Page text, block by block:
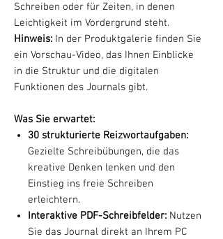
Schreiben oder für Zeiten, in denen
Leichtigkeit im Vordergrund steht.
Hinweis: In der Produktgalerie finden Sie
ein Vorschau-Video, das Ihnen Einblicke
in die Struktur und die digitalen
Funktionen des Journals gibt.
Was Sie erwartet:
30 strukturierte Reizwortaufgaben:
Gezielte Schreibübungen, die das
kreative Denken lenken und den
Einstieg ins freie Schreiben
erleichtern.
Interaktive PDF-Schreibfelder: Nutzen
Sie das Journal direkt an Ihrem PC